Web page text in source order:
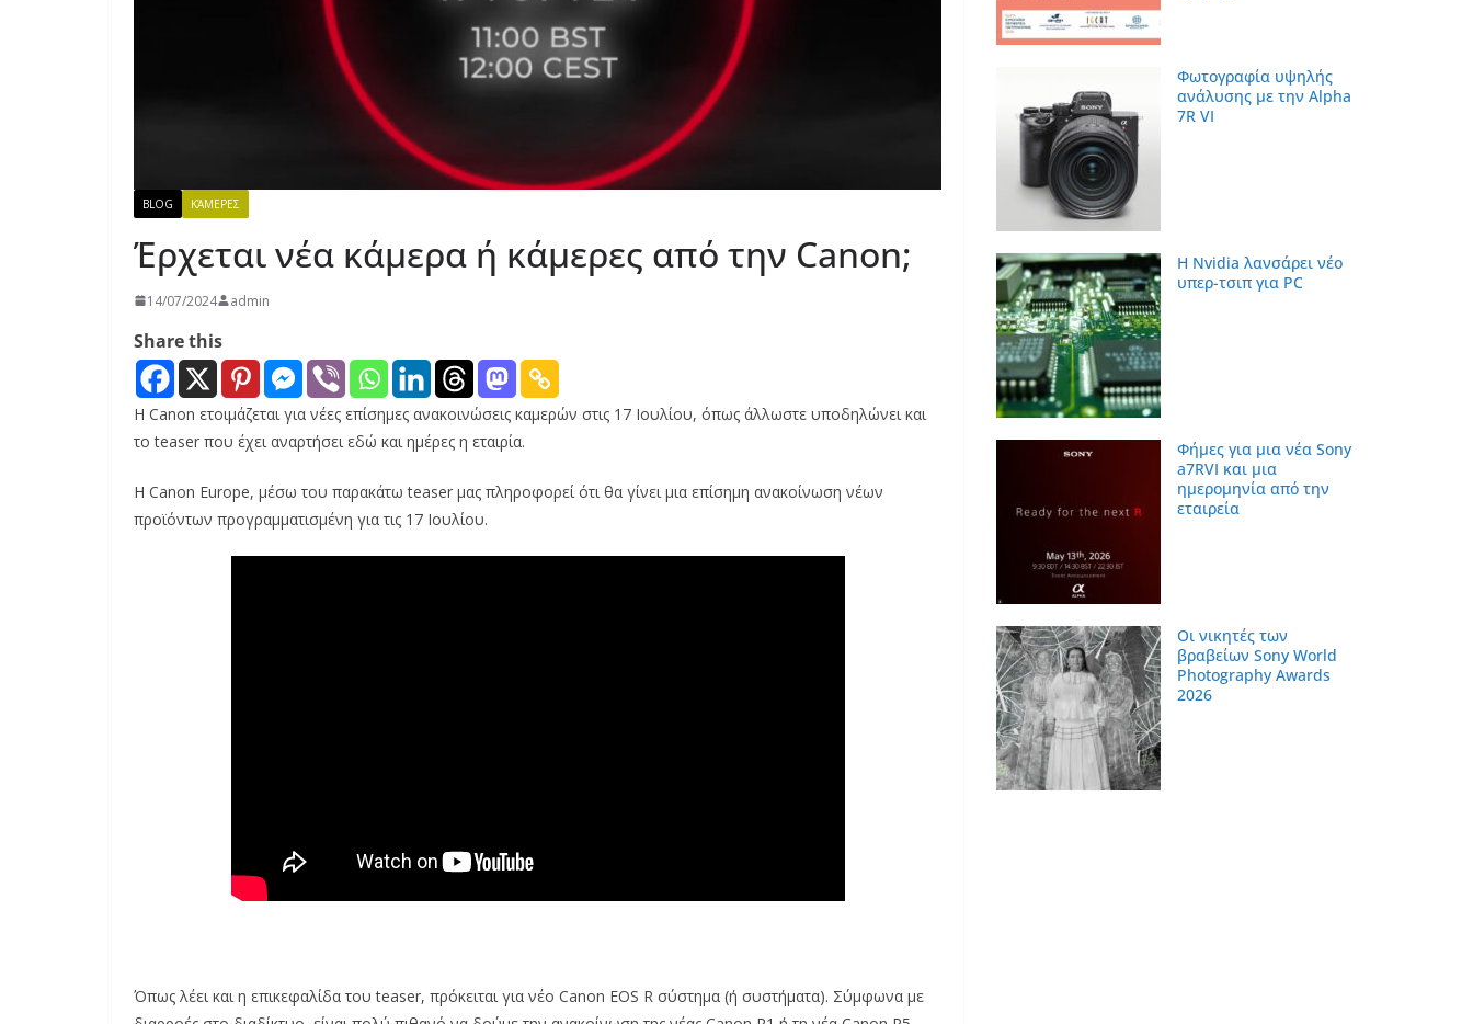
BLOG ΚΆΜΕΡΕΣ
Έρχεται νέα κάμερα ή κάμερες από την Canon;
14/07/2024 admin
Share this
Η Canon ετοιμάζεται για νέες επίσημες ανακοινώσεις καμερών στις 17 Ιουλίου, όπως άλλωστε υποδηλώνει και
το teaser που έχει αναρτήσει εδώ και ημέρες η εταιρία.
Η Canon Europe, μέσω του παρακάτω teaser μας πληροφορεί ότι θα γίνει μια επίσημη ανακοίνωση νέων
προϊόντων προγραμματισμένη για τις 17 Ιουλίου.
Όπως λέει και η επικεφαλίδα του teaser, πρόκειται για νέο Canon EOS R σύστημα (ή συστήματα). Σύμφωνα με
Φωτογραφία υψηλής
ανάλυσης με την Alpha
7R VI
Η Nvidia λανσάρει νέο
υπερ-τσιπ για PC
Φήμες για μια νέα Sony
a7RVI και μια
ημερομηνία από την
εταιρεία
Οι νικητές των
βραβείων Sony World
Photography Awards
2026